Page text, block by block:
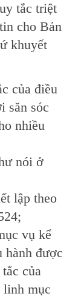
tắc triệt
cho Bản
khuyết
của điều
săn sóc
nhiều
nói ở
lập theo
vụ kể
hành được
của
linh mục